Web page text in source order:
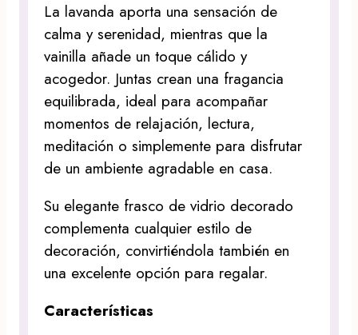
La lavanda aporta una sensación de
calma y serenidad, mientras que la
vainilla añade un toque cálido y
acogedor. Juntas crean una fragancia
equilibrada, ideal para acompañar
momentos de relajación, lectura,
meditación o simplemente para disfrutar
de un ambiente agradable en casa.
Su elegante frasco de vidrio decorado
complementa cualquier estilo de
decoración, convirtiéndola también en
una excelente opción para regalar.
Características